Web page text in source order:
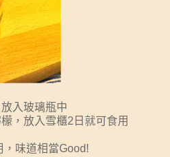
入玻璃瓶中
，放入雪櫃2日就可食用
，味道相當Good!